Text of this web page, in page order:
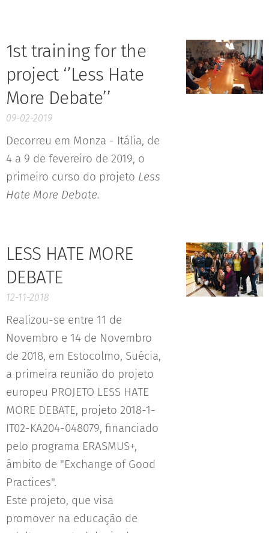
1st training for the
project ‘’Less Hate
More Debate’’
09-02-2019
Decorreu em Monza - Itália, de
4 a 9 de fevereiro de 2019, o
primeiro curso do projeto Less
Hate More Debate.
LESS HATE MORE
DEBATE
12-11-2018
Realizou-se entre 11 de
Novembro e 14 de Novembro
de 2018, em Estocolmo, Suécia,
a primeira reunião do projeto
europeu PROJETO LESS HATE
MORE DEBATE, projeto 2018-1-
IT02-KA204-048079, financiado
pelo programa ERASMUS+,
âmbito de "Exchange of Good
Practices".
Este projeto, que visa
promover na educação de